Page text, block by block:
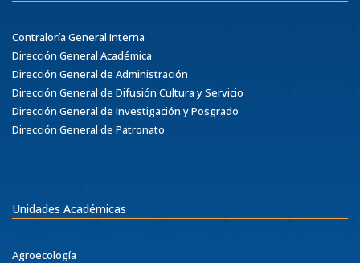
Contraloría General Interna
Dirección General Académica
Dirección General de Administración
Dirección General de Difusión Cultura y Servicio
Dirección General de Investigación y Posgrado
Dirección General de Patronato
Unidades Académicas
Agroecología